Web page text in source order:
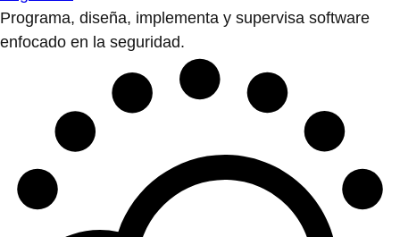
Programa, diseña, implementa y supervisa software
enfocado en la seguridad.